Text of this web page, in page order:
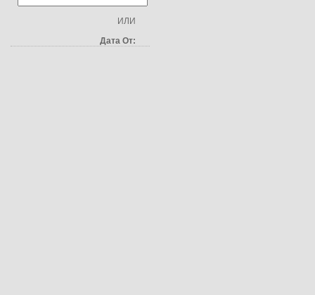
ИЛИ
Дата От: